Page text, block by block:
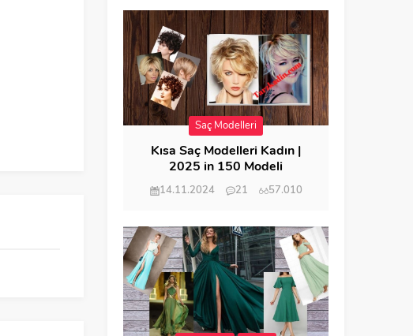
Saç Modelleri
Kısa Saç Modelleri Kadın |
2025 in 150 Modeli
14.11.2024 21 57.010